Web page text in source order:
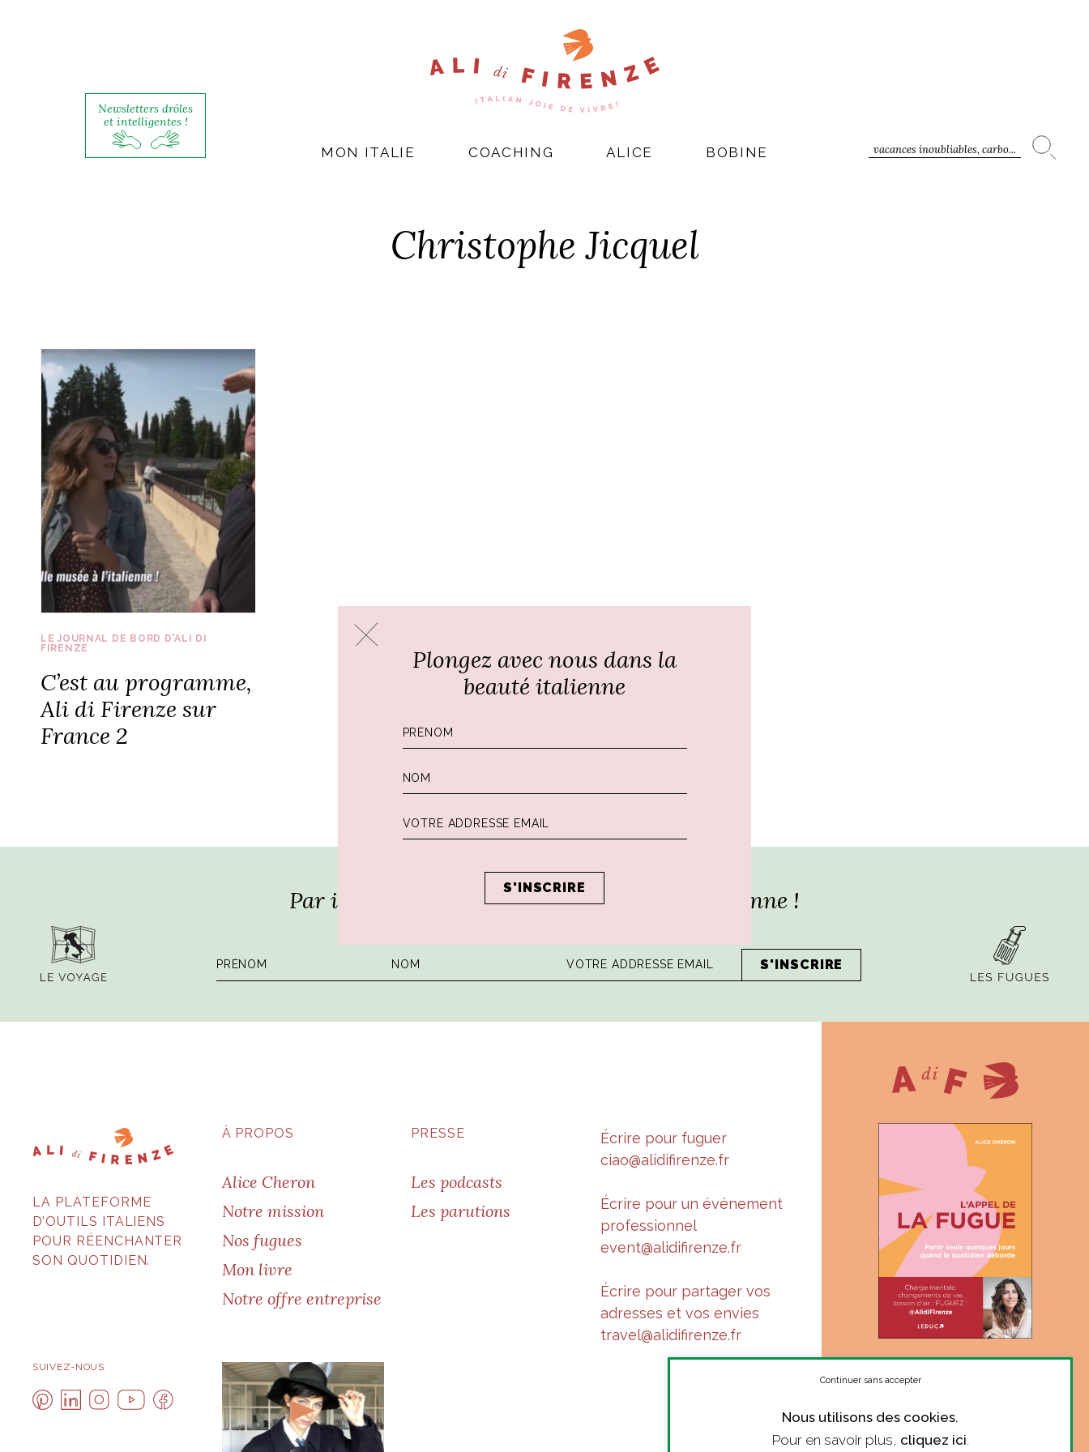
Newsletters drôles
et intelligentes !
vacances inoubliables, carbo...
MON ITALIE COACHING ALICE BOBINE
Christophe Jicquel
LE JOURNAL DE BORD D'ALI DI
FIRENZE
C’est au programme,
Ali di Firenze sur
France 2
Par ici la dose hebdomadaire de sagesse italienne !
LA PLATEFORME
D’OUTILS ITALIENS
POUR RÉENCHANTER
SON QUOTIDIEN.
À PROPOS
Alice Cheron
Notre mission
Nos fugues
Mon livre
Notre offre entreprise
PRESSE
Les podcasts
Les parutions
Écrire pour fuguer
ciao@alidifirenze.fr
Écrire pour un événement
professionnel
event@alidifirenze.fr
Écrire pour partager vos
adresses et vos envies
travel@alidifirenze.fr
SUIVEZ-NOUS
« Suis-je à ma juste place ?
Le ton complice et sincère
se poser la question. »
Plongez avec nous dans la
beauté italienne
Nous utilisons des cookies.
Pour en savoir plus, cliquez ici.
Continuer sans accepter